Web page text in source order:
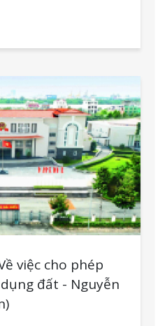
việc cho phép
đất - Nguyễn